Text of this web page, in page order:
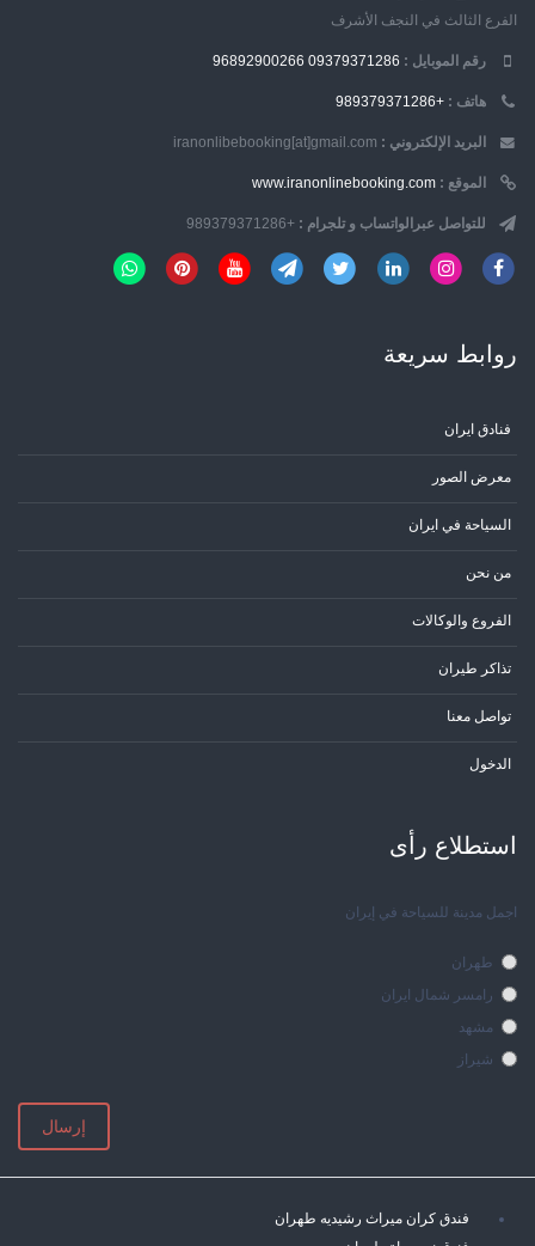
الفرع الثالث في النجف الأشرف
رقم الموبایل : 09379371286
96892900266
هاتف : +989379371286
البريد الإلكتروني : iranonlibebooking[at]gmail.com
الموقع : www.iranonlinebooking.com
للتواصل عبرالواتساب و تلجرام : +989379371286
روابط سریعة
فنادق ايران
معرض الصور
السياحة في ايران
من نحن
الفروع والوكالات
تذاكر طيران
تواصل معنا
الدخول
استطلاع رأی
اجمل مدينة للسياحة في إيران
طهران
رامسر شمال ايران
مشهد
شيراز
إرسال
فندق كران ميراث رشيديه طهران